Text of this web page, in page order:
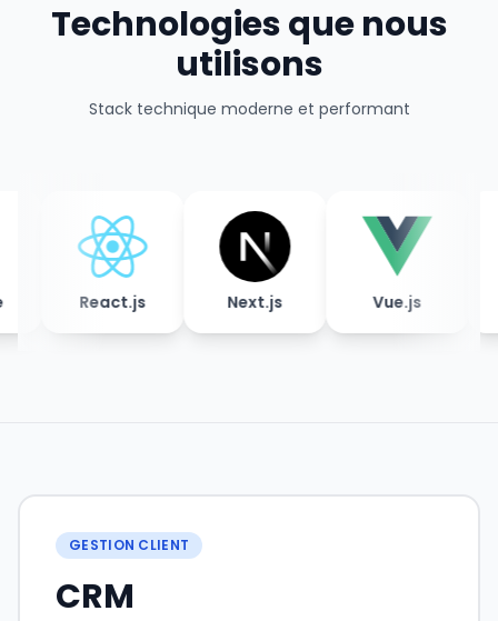
Technologies que nous
utilisons
Stack technique moderne et performant
React.js Next.js Vue.js
GESTION CLIENT
CRM